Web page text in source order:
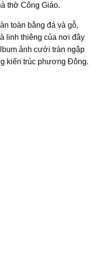
thờ Công Giáo.
toàn bằng đá và gỗ,
linh thiêng của nơi đây
ảnh cưới tràn ngập
kiến trúc phương Đông.